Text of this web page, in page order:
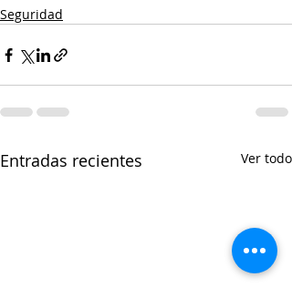
Seguridad
Entradas recientes Ver todo